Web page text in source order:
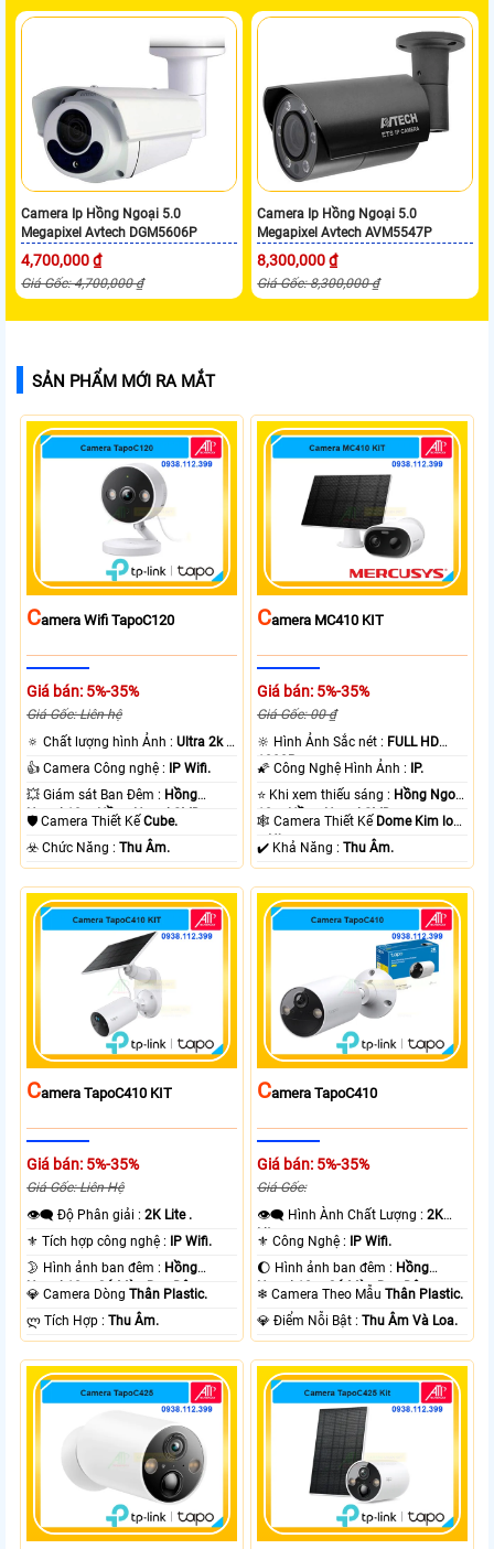
Camera Ip Hồng Ngoại 5.0
Megapixel Avtech DGM5606P
4,700,000 ₫
Giá Gốc: 4,700,000 ₫
Camera Ip Hồng Ngoại 5.0
Megapixel Avtech AVM5547P
8,300,000 ₫
Giá Gốc: 8,300,000 ₫
SẢN PHẨM MỚI RA MẮT
CAmera Wifi TapoC120
Giá bán: 5%-35%
Giá Gốc: Liên hệ
🔅 Chất lượng hình Ảnh :Ultra 2k +
.
👍 Camera Công nghệ :
IP Wifi.
💥 Giám sát Ban Đêm : Hồng
Ngoại 10m Hồng Ngoại SMD.
🛡 Camera Thiết KếCube.
️☣️ Chức Năng :Thu Âm.
CAmera MC410 KIT
Giá bán: 5%-35%
Giá Gốc: 00 ₫
🔆 Hình Ảnh Sắc nét : FULL HD
1080P .
🌠 Công Nghệ Hình Ảnh :
IP.
⭐ Khi xem thiếu sáng : Hồng Ngoại
10m Hồng Ngoại SMD.
🕸️ Camera Thiết Kế Dome Kim loại
+ Nhựa.
️✔️ Khả Năng :Thu Âm.
CAmera TapoC410 KIT
Giá bán: 5%-35%
Giá Gốc: Liên Hệ
👁️‍🗨 Độ Phân giải :2K Lite .
⚜️ Tích hợp công nghệ :
IP Wifi.
🌛 Hình ảnh ban đêm : Hồng
Ngoại 10m Có Màu Ban Ðêm.
💎 Camera DòngThân Plastic.
️ლ Tích Hợp :Thu Âm.
CAmera TapoC410
Giá bán: 5%-35%
Giá Gốc:
👁️‍🗨 Hình Ành Chất Lượng :2K
Lite .
⚜️ Công Nghệ :
IP Wifi.
🌔 Hình ảnh ban đêm : Hồng
Ngoại 10m Có Màu Ban Ðêm.
❄ Camera Theo MẫuThân Plastic.
️💎 Điểm Nỗi Bật :Thu Âm Và Loa.